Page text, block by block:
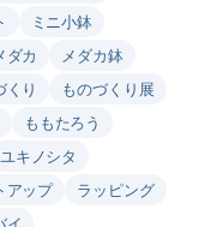
ミニ小鉢
ダカ
メダカ鉢
くり
ものづくり展
ももたろう
ユキノシタ
アップ
ラッピング
イ